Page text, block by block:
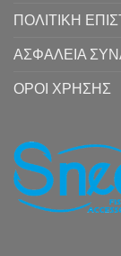
ΠΟΛΙΤΙΚΗ
ΑΣΦΑΛΕΙΑ
ΟΡΟΙ ΧΡΗΣΗΣ